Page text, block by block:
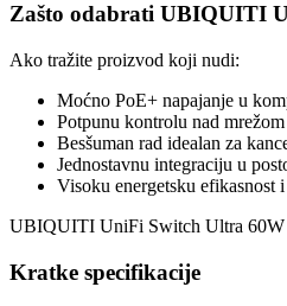
Zašto odabrati UBIQUITI
Ako tražite proizvod koji nudi:
Moćno PoE+ napajanje u
Potpunu kontrolu nad
Besšuman rad idealan za
Jednostavnu integraciju u
Visoku energetsku efikasnost
UBIQUITI UniFi Switch Ultra 60W
Kratke specifikacije